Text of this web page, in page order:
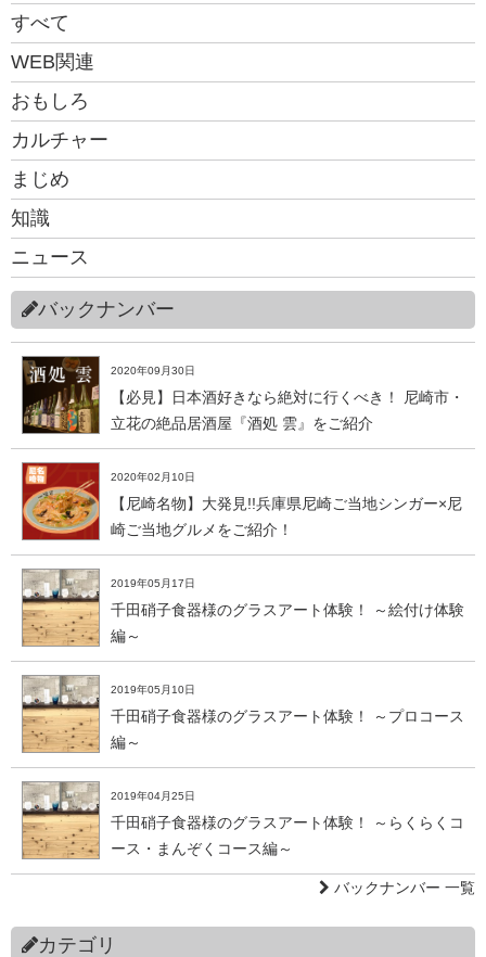
すべて
WEB関連
おもしろ
カルチャー
まじめ
知識
ニュース
バックナンバー
2020年09月30日
【必見】日本酒好きなら絶対に行くべき！ 尼崎市・
立花の絶品居酒屋『酒処 雲』をご紹介
2020年02月10日
【尼崎名物】大発見!!兵庫県尼崎ご当地シンガー×尼
崎ご当地グルメをご紹介！
2019年05月17日
千田硝子食器様のグラスアート体験！ ～絵付け体験
編～
2019年05月10日
千田硝子食器様のグラスアート体験！ ～プロコース
編～
2019年04月25日
千田硝子食器様のグラスアート体験！ ～らくらくコ
ース・まんぞくコース編～
バックナンバー 一覧
カテゴリ